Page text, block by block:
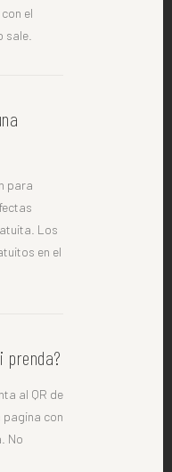
el
sale.
para
Los
en el
prenda?
al QR de
con
No